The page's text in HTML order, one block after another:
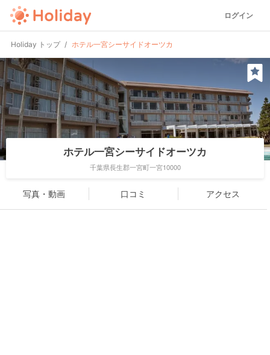
ログイン
Holiday トップ ホテル一宮シーサイドオーツカ
ホテル一宮シーサイドオーツカ
千葉県長生郡一宮町一宮10000
写真・動画 口コミ アクセス